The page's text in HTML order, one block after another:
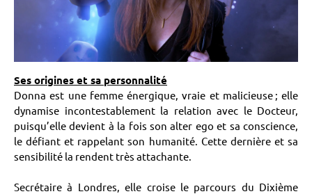
Ses origines et sa personnalité
Donna est une femme énergique, vraie et malicieuse ; elle
dynamise incontestablement la relation avec le Docteur,
puisqu’elle devient à la fois son alter ego et sa conscience,
le défiant et rappelant son humanité. Cette dernière et sa
sensibilité la rendent très attachante.
Secrétaire à Londres, elle croise le parcours du Dixième